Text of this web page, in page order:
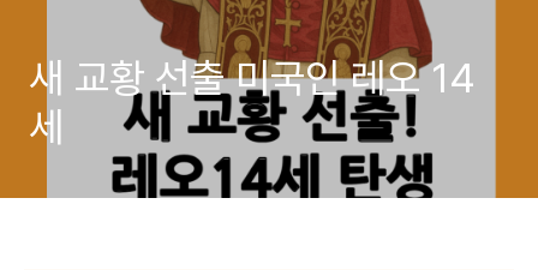
새 교황 선출 미국인 레오 14
세